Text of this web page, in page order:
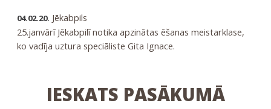
04.02.20. Jēkabpils
25.janvārī Jēkabpilī notika apzinātas ēšanas meistarklase,
ko vadīja uztura speciāliste Gita Ignace.
IESKATS PASĀKUMĀ